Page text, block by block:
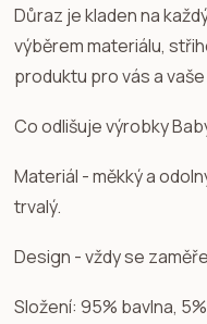
Důraz je kladen na
výběrem materiálu,
produktu pro vás a
Co odlišuje výrobky
Materiál - měkký a
trvalý.
Design - vždy se
Složení: 95% bavlna,